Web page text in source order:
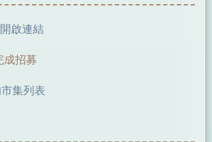
開啟連結
成招募
集列表